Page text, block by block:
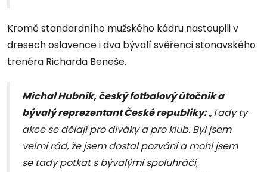
Kromě standardního mužského kádru nastoupili v
dresech oslavence i dva bývalí svěřenci stonavského
trenéra Richarda Beneše.
Michal Hubník, český fotbalový útočník a
bývalý reprezentant České republiky:„Tady ty
akce se dělají pro diváky a pro klub. Byl jsem
velmi rád, že jsem dostal pozvání a mohl jsem
se tady potkat s bývalými spoluhráči,